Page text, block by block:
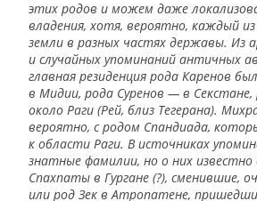
этих родов и можем даже
владения, хотя, вероятно, каждый
земли в разных частях державы. Из
и случайных упоминаний античных
главная резиденция рода Каренов
в Мидии, рода Суренов — в
около Раги (Рей, близ Тегерана).
вероятно, с родом Спандиада,
к области Раги. В источниках
знатные фамилии, но о них
Спахпаты в Гургане (?), сменившие,
или род Зек в Атропатене,